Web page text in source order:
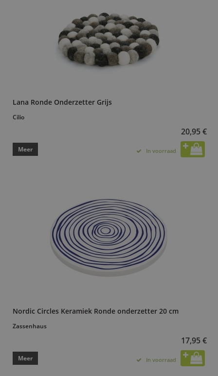
Lana Ronde Onderzetter Grijs
Cilio
20,95 €
Meer In voorraad
Nordic Circles Keramiek Ronde onderzetter 20 cm
Zassenhaus
17,95 €
Meer In voorraad